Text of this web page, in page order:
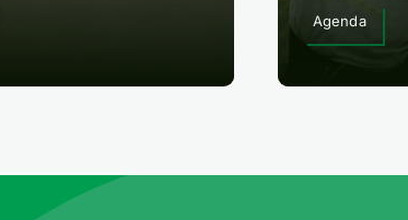
Agenda